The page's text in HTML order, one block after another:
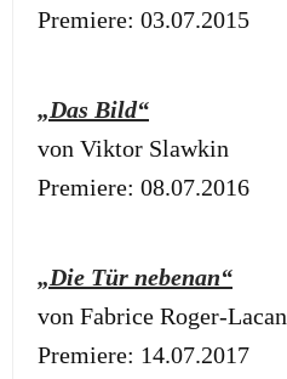
Premiere: 03.07.2015
„Das Bild“
von Viktor Slawkin
Premiere: 08.07.2016
„Die Tür nebenan“
von Fabrice Roger-Lacan
Premiere: 14.07.2017